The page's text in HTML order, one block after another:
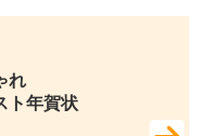
れ
ト年賀状